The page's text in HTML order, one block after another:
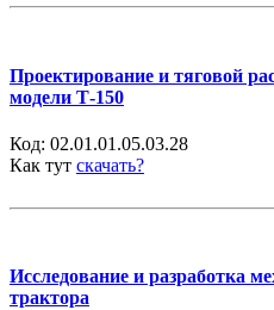
Проектирование и тяговой
модели Т-150
Код: 02.01.01.05.03.28
Как тут скачать?
Исследование и разработка
трактора